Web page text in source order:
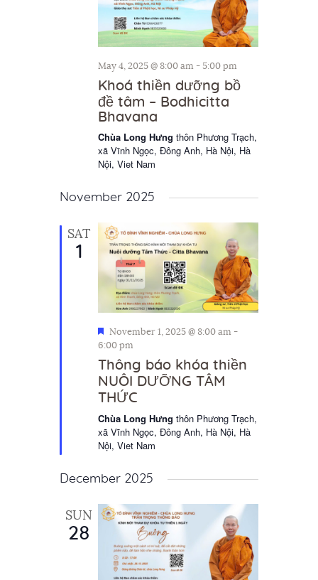
May 4, 2025 @ 8:00 am - 5:00 pm
Khoá thiền dưỡng bồ
đề tâm – Bodhicitta
Bhavana
Chùa Long Hưng thôn Phương Trạch,
xã Vĩnh Ngọc, Đông Anh, Hà Nội, Hà
Nội, Viet Nam
November 2025
SAT
1
F
e
a
t
u
r
d
November 1, 2025 @ 8:00 am -
6:00 pm
Thông báo khóa thiền
NUÔI DƯỠNG TÂM
THỨC
Chùa Long Hưng thôn Phương Trạch,
xã Vĩnh Ngọc, Đông Anh, Hà Nội, Hà
Nội, Viet Nam
December 2025
SUN
28